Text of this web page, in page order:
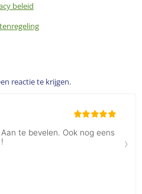
beleid
reactie te krijgen.